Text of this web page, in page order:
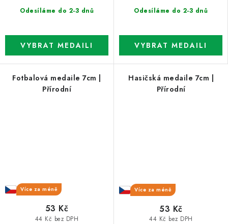
Odesíláme do 2-3 dnů Odesíláme do 2-3 dnů
Fotbalová medaile 7cm |
Přírodní
Více za méně
44 Kč bez DPH
53 Kč
Hasičská medaile 7cm |
Přírodní
Více za méně
44 Kč bez DPH
53 Kč